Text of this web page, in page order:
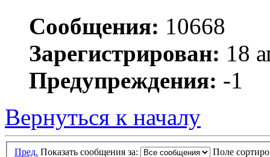
Сообщения: 10668
Зарегистрирован: 18
Предупреждения: -1
Вернуться к началу
Пред. Показать сообщения за: Поле